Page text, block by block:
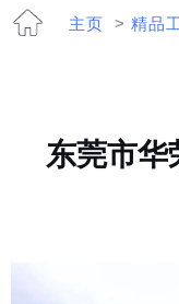
主页 > 精品
东莞市华